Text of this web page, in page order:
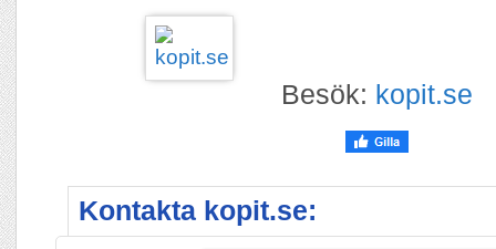
Besök: kopit.se
Kontakta kopit.se: